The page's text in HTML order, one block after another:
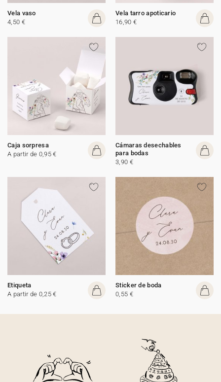
Vela vaso
4,50 €
Vela tarro apoticario
16,90 €
Caja sorpresa
A partir de 0,95 €
Cámaras desechables
para bodas
3,90 €
Etiqueta
A partir de 0,25 €
Sticker de boda
0,55 €